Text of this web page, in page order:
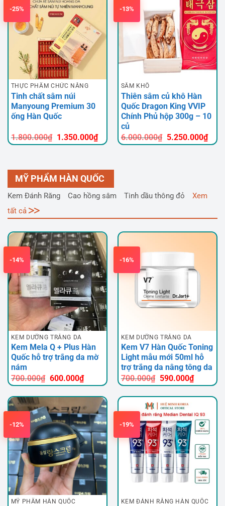
-25%
THỰC PHẨM CHỨC NĂNG
Tinh chất sâm núi
Manyoung Premium 30
ống Hàn Quốc
1.800.000₫ Giá
gốc
1.350.000₫Giá
hiện
1.350.000₫.
-13%
SÂM KHÔ
Thiên sâm củ khô Hàn
Quốc Dragon King VVIP
Chính Phủ hộp 300g – 10
củ
6.000.000₫ Giá
gốc
5.250.000₫Giá
hiện
MỸ PHẨM HÀN QUỐC
Kem Đánh Răng Cao hồng sâm Tinh dầu thông đỏ
Xem
tất cả
-14%
KEM DƯỠNG TRẮNG DA
Kem Mela Q + Plus Hàn
Quốc hỗ trợ trắng da mờ
nám
700.000₫ Giá
gốc
là:
600.000₫Giá
hiện
tại
600.000₫.
-16%
KEM DƯỠNG TRẮNG DA
Kem V7 Hàn Quốc Toning
Light mẫu mới 50ml hỗ
trợ trắng da nâng tông da
700.000₫ Giá
gốc
là:
700.000₫.
590.000₫Giá
hiện
tại
-12%
MỸ PHẨM HÀN QUỐC
-19%
KEM ĐÁNH RĂNG HÀN QUỐC